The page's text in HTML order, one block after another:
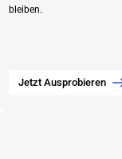
bleiben.
Jetzt Ausprobieren